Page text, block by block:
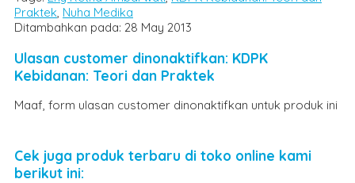
Praktek, Nuha Medika
Ditambahkan pada: 28 May 2013
Ulasan customer dinonaktifkan: KDPK
Kebidanan: Teori dan Praktek
Maaf, form ulasan customer dinonaktifkan untuk produk ini
Cek juga produk terbaru di toko online kami
berikut ini: